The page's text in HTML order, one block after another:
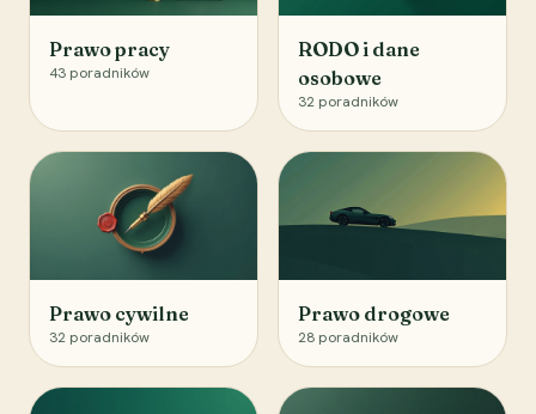
Prawo pracy
43 poradników
RODO i dane
osobowe
32 poradników
Prawo cywilne
32 poradników
Prawo drogowe
28 poradników